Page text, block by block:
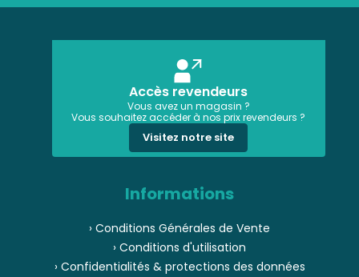
Accès revendeurs
Vous avez un magasin ?
Vous souhaitez accéder à nos prix revendeurs ?
Visitez notre site
Informations
› Conditions Générales de Vente
› Conditions d'utilisation
› Confidentialités & protections des données